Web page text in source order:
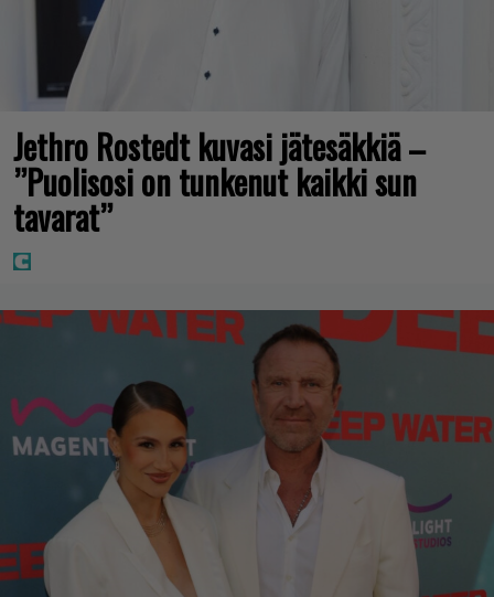
Jethro Rostedt kuvasi jätesäkkiä –
”Puolisosi on tunkenut kaikki sun
tavarat”